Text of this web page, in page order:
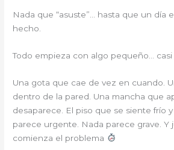
Nada que “asuste”… hasta que un día
hecho.
Todo empieza con algo pequeño… casi
Una gota que cae de vez en cuando.
dentro de la pared. Una mancha que
desaparece. El piso que se siente frío
parece urgente. Nada parece grave. Y
comienza el problema